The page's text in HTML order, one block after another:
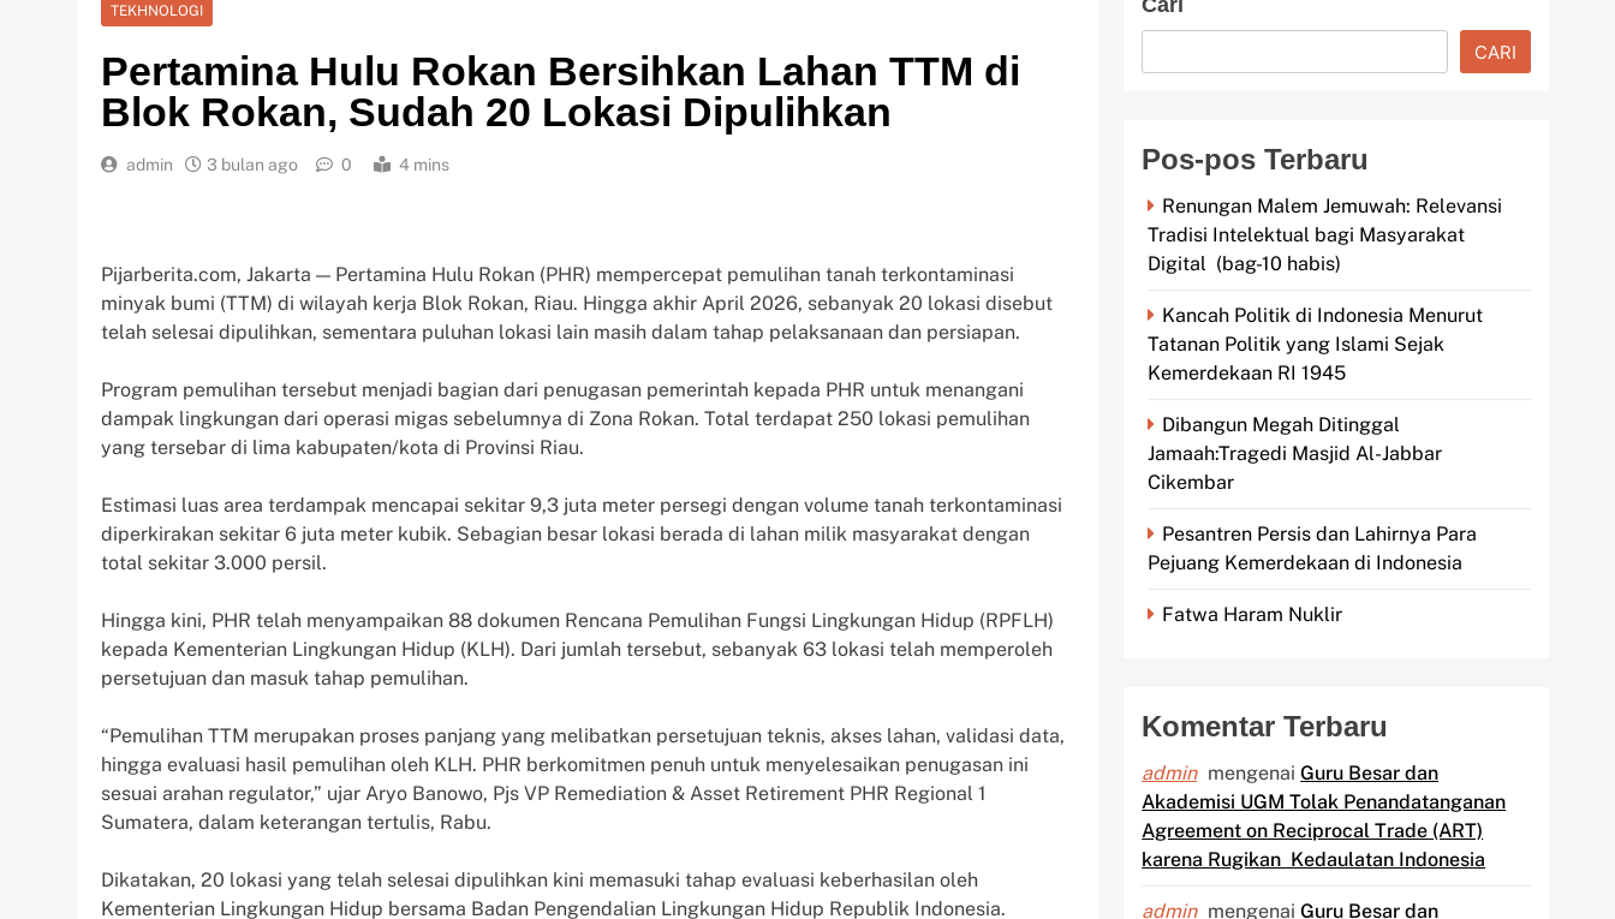
TEKHNOLOGI
Pertamina Hulu Rokan Bersihkan Lahan TTM di
Blok Rokan, Sudah 20 Lokasi Dipulihkan
admin 3 bulan ago 0 4 mins
Pijarberita.com, Jakarta — Pertamina Hulu Rokan (PHR) mempercepat pemulihan tanah terkontaminasi
minyak bumi (TTM) di wilayah kerja Blok Rokan, Riau. Hingga akhir April 2026, sebanyak 20 lokasi disebut
telah selesai dipulihkan, sementara puluhan lokasi lain masih dalam tahap pelaksanaan dan persiapan.
Program pemulihan tersebut menjadi bagian dari penugasan pemerintah kepada PHR untuk menangani
dampak lingkungan dari operasi migas sebelumnya di Zona Rokan. Total terdapat 250 lokasi pemulihan
yang tersebar di lima kabupaten/kota di Provinsi Riau.
Estimasi luas area terdampak mencapai sekitar 9,3 juta meter persegi dengan volume tanah terkontaminasi
diperkirakan sekitar 6 juta meter kubik. Sebagian besar lokasi berada di lahan milik masyarakat dengan
total sekitar 3.000 persil.
Hingga kini, PHR telah menyampaikan 88 dokumen Rencana Pemulihan Fungsi Lingkungan Hidup (RPFLH)
kepada Kementerian Lingkungan Hidup (KLH). Dari jumlah tersebut, sebanyak 63 lokasi telah memperoleh
persetujuan dan masuk tahap pemulihan.
“Pemulihan TTM merupakan proses panjang yang melibatkan persetujuan teknis, akses lahan, validasi data,
hingga evaluasi hasil pemulihan oleh KLH. PHR berkomitmen penuh untuk menyelesaikan penugasan ini
sesuai arahan regulator,” ujar Aryo Banowo, Pjs VP Remediation & Asset Retirement PHR Regional 1
Sumatera, dalam keterangan tertulis, Rabu.
Dikatakan, 20 lokasi yang telah selesai dipulihkan kini memasuki tahap evaluasi keberhasilan oleh
Kementerian Lingkungan Hidup bersama Badan Pengendalian Lingkungan Hidup Republik Indonesia.
Cari
CARI
Pos-pos Terbaru
Renungan Malem Jemuwah: Relevansi
Tradisi Intelektual bagi Masyarakat
Digital (bag-10 habis)
Kancah Politik di Indonesia Menurut
Tatanan Politik yang Islami Sejak
Kemerdekaan RI 1945
Dibangun Megah Ditinggal
Jamaah:Tragedi Masjid Al-Jabbar
Cikembar
Pesantren Persis dan Lahirnya Para
Pejuang Kemerdekaan di Indonesia
Fatwa Haram Nuklir
Komentar Terbaru
admin mengenaiGuru Besar dan
Akademisi UGM Tolak Penandatanganan
Agreement on Reciprocal Trade (ART)
karena Rugikan Kedaulatan Indonesia
admin mengenaiGuru Besar dan